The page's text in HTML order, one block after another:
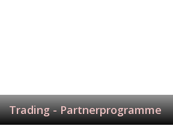
Trading - Partnerprogramme